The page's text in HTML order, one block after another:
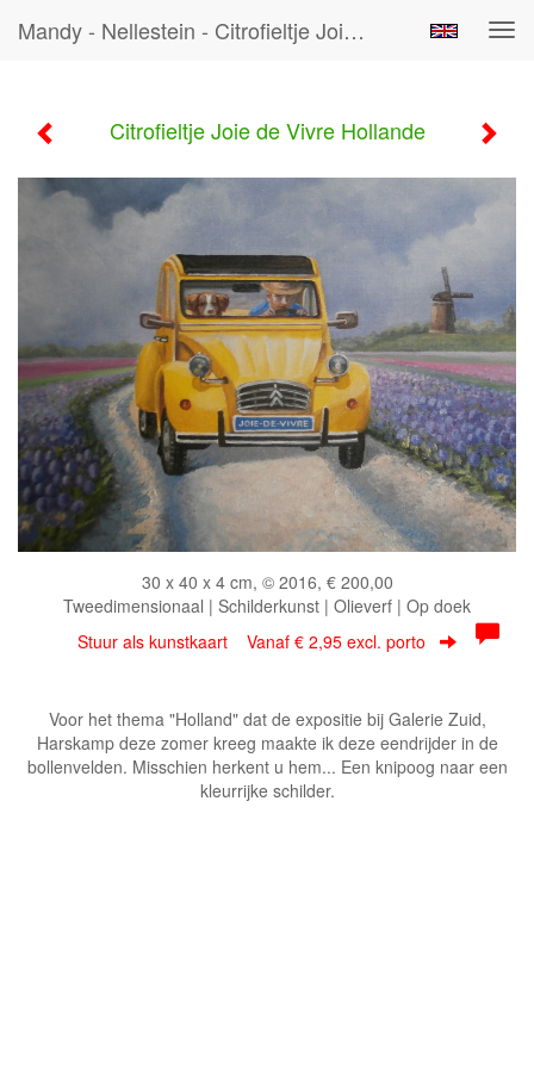
Mandy - Nellestein - Citrofieltje Joie De Vivre Hollande
Citrofieltje Joie de Vivre Hollande
30 x 40 x 4 cm, © 2016, € 200,00
Tweedimensionaal | Schilderkunst | Olieverf | Op doek
Stuur als kunstkaart Vanaf € 2,95 excl. porto
Voor het thema "Holland" dat de expositie bij Galerie Zuid,
Harskamp deze zomer kreeg maakte ik deze eendrijder in de
bollenvelden. Misschien herkent u hem... Een knipoog naar een
kleurrijke schilder.